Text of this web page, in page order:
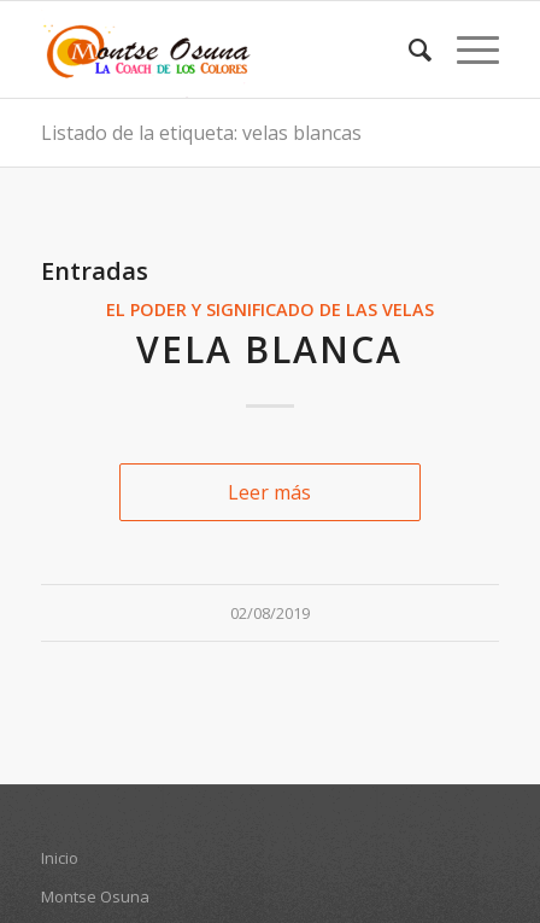
Listado de la etiqueta: velas blancas
Entradas
EL PODER Y SIGNIFICADO DE LAS VELAS
VELA BLANCA
Leer más
02/08/2019
Inicio
Montse Osuna